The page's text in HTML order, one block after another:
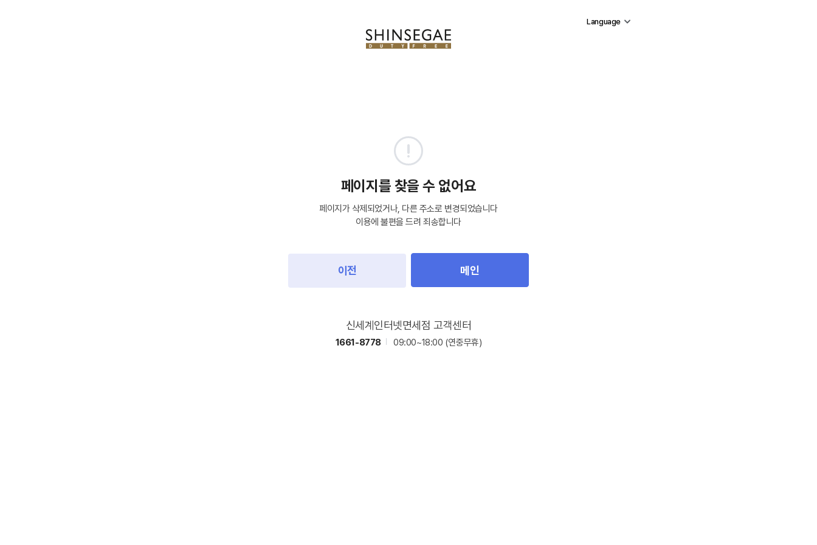
Language
페이지를 찾을 수 없어요
페이지가 삭제되었거나, 다른 주소로 변경되었습니다
이용에 불편을 드려 죄송합니다
이전 메인
신세계인터넷면세점 고객센터
1661-8778 09:00~18:00 (연중무휴)